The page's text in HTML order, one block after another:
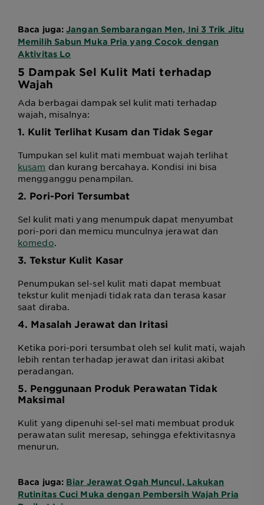
Baca juga:Jangan Sembarangan Men, Ini 3 Trik Jitu
Memilih Sabun Muka Pria yang Cocok dengan
Aktivitas Lo
5 Dampak Sel Kulit Mati terhadap
Wajah
Ada berbagai dampak sel kulit mati terhadap
wajah, misalnya:
1. Kulit Terlihat Kusam dan Tidak Segar
Tumpukan sel kulit mati membuat wajah terlihat
kusam dan kurang bercahaya. Kondisi ini bisa
mengganggu penampilan.
2. Pori-Pori Tersumbat
Sel kulit mati yang menumpuk dapat menyumbat
pori-pori dan memicu munculnya jerawat dan
komedo.
3. Tekstur Kulit Kasar
Penumpukan sel-sel kulit mati dapat membuat
tekstur kulit menjadi tidak rata dan terasa kasar
saat diraba.
4. Masalah Jerawat dan Iritasi
Ketika pori-pori tersumbat oleh sel kulit mati, wajah
lebih rentan terhadap jerawat dan iritasi akibat
peradangan.
5. Penggunaan Produk Perawatan Tidak
Maksimal
Kulit yang dipenuhi sel-sel mati membuat produk
perawatan sulit meresap, sehingga efektivitasnya
menurun.
Baca juga: Biar Jerawat Ogah Muncul, Lakukan
Rutinitas Cuci Muka dengan Pembersih Wajah Pria